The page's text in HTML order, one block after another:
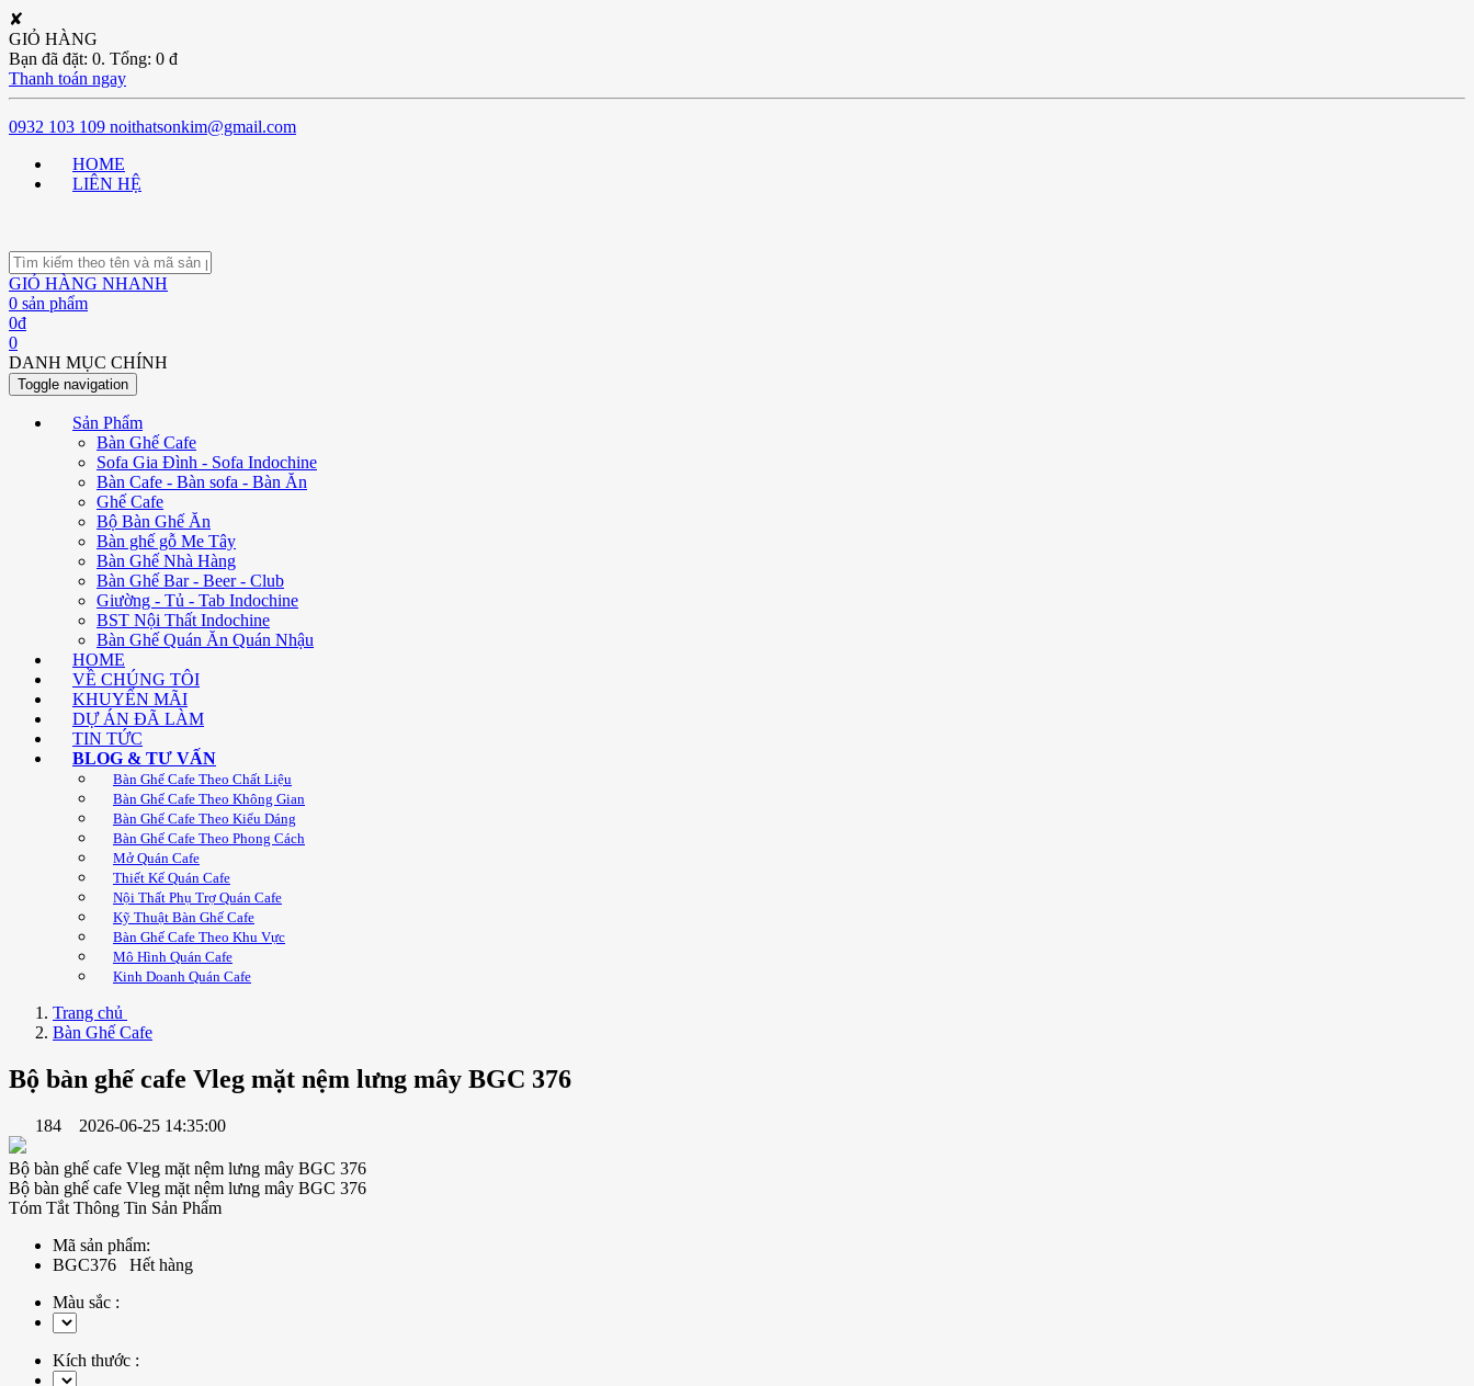
✘
GIỎ HÀNG
Bạn đã đặt: 0. Tổng: 0 đ
Thanh toán ngay
0932 103 109 noithatsonkim@gmail.com
HOME
LIÊN HỆ
GIỎ HÀNG NHANH
0 sản phẩm
0đ
0
DANH MỤC CHÍNH
Toggle navigation
Sản Phẩm
Bàn Ghế Cafe
Sofa Gia Đình - Sofa Indochine
Bàn Cafe - Bàn sofa - Bàn Ăn
Ghế Cafe
Bộ Bàn Ghế Ăn
Bàn ghế gỗ Me Tây
Bàn Ghế Nhà Hàng
Bàn Ghế Bar - Beer - Club
Giường - Tủ - Tab Indochine
BST Nội Thất Indochine
Bàn Ghế Quán Ăn Quán Nhậu
HOME
VỀ CHÚNG TÔI
KHUYẾN MÃI
DỰ ÁN ĐÃ LÀM
TIN TỨC
BLOG & TƯ VẤN
Bàn Ghế Cafe Theo Chất Liệu
Bàn Ghế Cafe Theo Không Gian
Bàn Ghế Cafe Theo Kiểu Dáng
Bàn Ghế Cafe Theo Phong Cách
Mở Quán Cafe
Thiết Kế Quán Cafe
Nội Thất Phụ Trợ Quán Cafe
Kỹ Thuật Bàn Ghế Cafe
Bàn Ghế Cafe Theo Khu Vực
Mô Hình Quán Cafe
Kinh Doanh Quán Cafe
Trang chủ
Bàn Ghế Cafe
Bộ bàn ghế cafe Vleg mặt nệm lưng mây BGC 376
184 2026-06-25 14:35:00
Bộ bàn ghế cafe Vleg mặt nệm lưng mây BGC 376
Bộ bàn ghế cafe Vleg mặt nệm lưng mây BGC 376
Tóm Tắt Thông Tin Sản Phẩm
Mã sản phẩm:
BGC376 Hết hàng
Màu sắc :
Kích thước :